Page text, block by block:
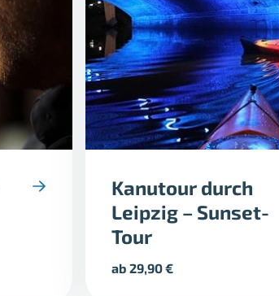
Kanutour durch
Leipzig – Sunset-
Tour
ab 29,90€